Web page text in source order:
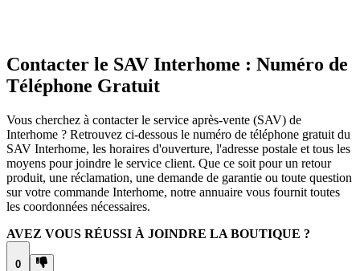
Contacter le SAV Interhome : Numéro de
Téléphone Gratuit
Vous cherchez à contacter le service après-vente (SAV) de
Interhome ? Retrouvez ci-dessous le numéro de téléphone gratuit du
SAV Interhome, les horaires d'ouverture, l'adresse postale et tous les
moyens pour joindre le service client. Que ce soit pour un retour
produit, une réclamation, une demande de garantie ou toute question
sur votre commande Interhome, notre annuaire vous fournit toutes
les coordonnées nécessaires.
AVEZ VOUS RÉUSSI À JOINDRE LA BOUTIQUE ?
0